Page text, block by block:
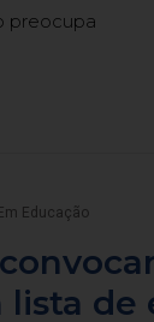
preocupa
Em Educação
de